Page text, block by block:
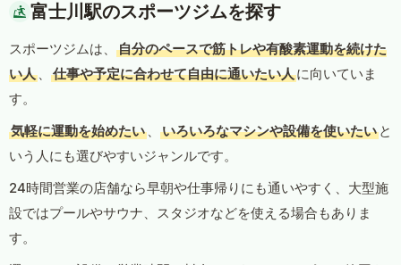
富士川駅のスポーツジムを探す
スポーツジムは、
自分のペースで筋トレや有酸素運動を続けた
い人 、 仕事や予定に合わせて自由に通いたい人に向いていま
す。
気軽に運動を始めたい 、 いろいろなマシンや設備を使いたい と
いう人にも選びやすいジャンルです。
24時間営業の店舗なら早朝や仕事帰りにも通いやすく、大型施
設ではプールやサウナ、スタジオなどを使える場合もありま
す。